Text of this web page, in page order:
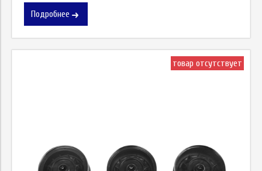
Подробнее
товар отсутствует